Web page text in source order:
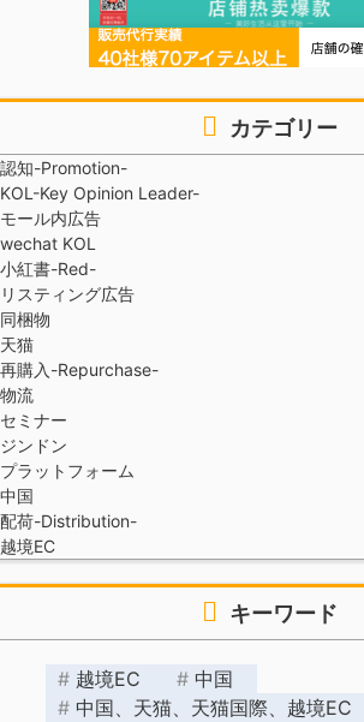
カテゴリー
認知-Promotion-
KOL-Key Opinion Leader-
モール内広告
wechat KOL
小紅書-Red-
リスティング広告
同梱物
天猫
再購入-Repurchase-
物流
セミナー
ジンドン
プラットフォーム
中国
配荷-Distribution-
越境EC
キーワード
越境EC
中国
中国、天猫、天猫国際、越境EC